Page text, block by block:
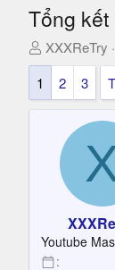
Tổng
T
h
e
t
e
XXXReTry
1
2 3
Youtube